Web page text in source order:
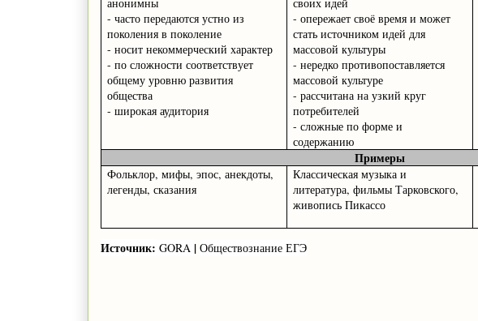
- часто передаются устно из
поколения в поколение
- носит некоммерческий характер
- по сложности соответствует
общему уровню развития
общества
- широкая аудитория
- опережает своё время и может
стать источником идей для
массовой культуры
- нередко противопоставляется
массовой культуре
- рассчитана на узкий круг
потребителей
- сложные по форме и
содержанию
Примеры
Фольклор, мифы, эпос, анекдоты,
легенды, сказания
Классическая музыка и
литература, фильмы Тарковского,
живопись Пикассо
Источник: GORA | Обществознание ЕГЭ